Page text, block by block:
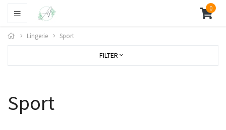
0
Lingerie Sport
FILTER
Sport